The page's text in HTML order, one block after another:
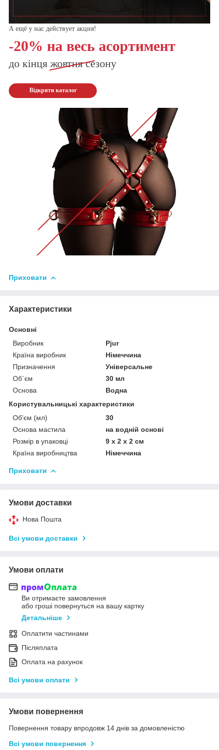
А ещё у нас действует акция!
-20% на весь асортимент
до кінця жовтнясезону
Відкрити каталог
Приховати
Характеристики
Основні
Виробник
Pjur
Країна виробник
Німеччина
Призначення
Універсальне
Об`єм
30 мл
Основа
Водна
Користувальницькі характеристики
Об'єм (мл)
30
Основа мастила
на водній основі
Розмір в упаковці
9 х 2 х 2 см
Країна виробництва
Німеччина
Приховати
Умови доставки
Нова Пошта
Всі умови доставки
Умови оплати
Ви отримаєте замовлення
або гроші повернуться на вашу картку
Детальніше
Оплатити частинами
Післяплата
Оплата на рахунок
Всі умови оплати
Умови повернення
Повернення товару впродовж 14 днів за домовленістю
Всі умови повернення